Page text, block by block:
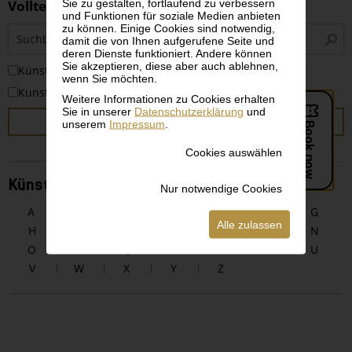
und Funktionen für soziale Medien anbieten
zu können. Einige Cookies sind notwendig,
damit die von Ihnen aufgerufene Seite und
deren Dienste funktioniert. Andere können
Sie akzeptieren, diese aber auch ablehnen,
wenn Sie möchten.
Weitere Informationen zu Cookies erhalten
Sie in unserer Datenschutzerklärung und
unserem Impressum
Cookies auswählen
Nur notwendige Cookies
Alle zulassen
Volltextsuche
KünstlerInnen
Kunstwerke
SUCHEN
KünstlerInnen alphabetisch
A E F
G
H
L M
N
O
U
V
W X Y Z